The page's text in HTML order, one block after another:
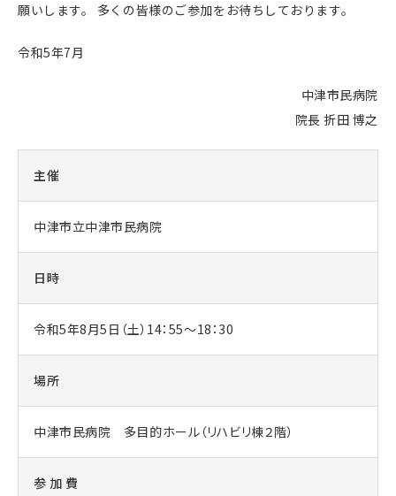
願いします。 多くの皆様のご参加をお待ちしております。
令和5年7月
中津市民病院
院長 折田 博之
主催
中津市立中津市民病院
日時
令和5年8月5日（土）14：55～18：30
場所
中津市民病院 多目的ホール（リハビリ棟２階）
参 加 費